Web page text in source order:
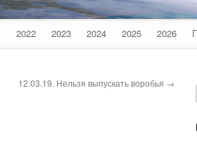
2022 2023 2024 2025 2026
12.03.19. Нельзя выпускать воробья →